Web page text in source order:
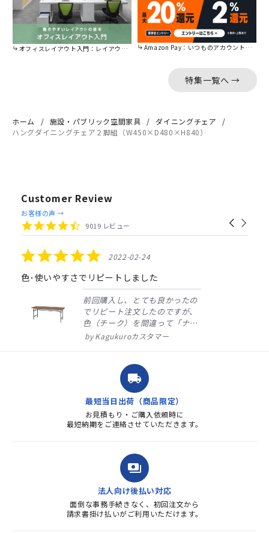
オフィスレイアウト入門：レイアウトの基本をご紹介。 Amazon Pay：いつものアカウントで簡単に決済可能。
特集一覧へ →
ホーム 施設・パブリック空間家具
ダイニングチェア
ハングダイニングチェア２脚組（W450×D480×H840）
Customer Review
Reviews
carousel
Carousel
arrows
4.4
star
9019 レビュー
お客様の声 →
5.0
star
rating
2022-02-24
色･使いやすさでリピートしました
前回購入し、とても良かったの
でリピート注文したのですが、
色（チーク）を間違って「ナチ
ュラル」としてしまいました。
ました。商品到着も早く、品
質・使いやすさで満足していま
す。また、リピートするときは
よろしくお...
Kagukuroカスタマー
local_shipping
最短当日出荷（商品限定）
お見積もり・ご購入依頼時に
最短納期をご連絡させていただきます。
payments
法人向け後払い対応
面倒な事務手続きなく、初回注文から
請求書掛け払いがご利用いただけます。